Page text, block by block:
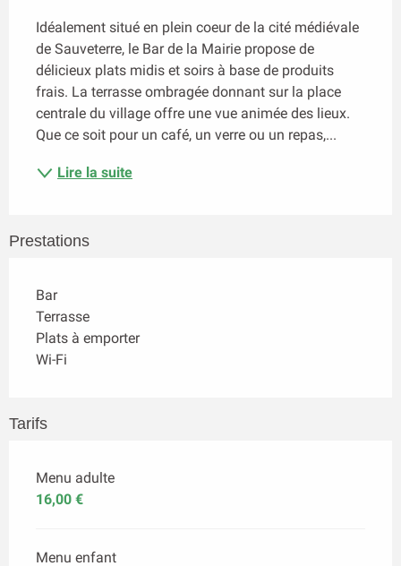
Idéalement situé en plein coeur de la cité médiévale
de Sauveterre, le Bar de la Mairie propose de
délicieux plats midis et soirs à base de produits
frais. La terrasse ombragée donnant sur la place
centrale du village offre une vue animée des lieux.
Que ce soit pour un café, un verre ou un repas,...
Lire la suite
Prestations
Bar
Terrasse
Plats à emporter
Wi-Fi
Tarifs
Menu adulte
16,00 €
Menu enfant